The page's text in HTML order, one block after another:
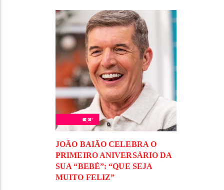
JOÃO BAIÃO CELEBRA O
PRIMEIRO ANIVERSÁRIO DA
SUA “BEBÉ”: “QUE SEJA
MUITO FELIZ”